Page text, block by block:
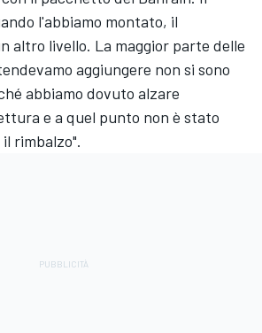
l'abbiamo montato, il
altro livello. La maggior parte delle
aggiungere non si sono
abbiamo dovuto alzare
e a quel punto non è stato
rimbalzo".